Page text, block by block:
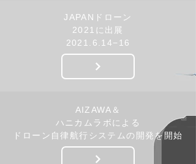
JAPANドローン
2021に出展
​2021.6.14−16
AIZAWA＆
ハニカムラボによる
ドローン⾃律航⾏システムの開発を開始